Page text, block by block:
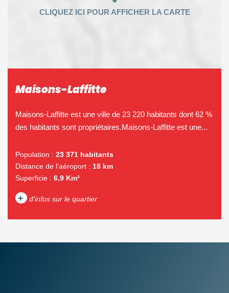
Maisons-Laffitte
Maisons-Laffitte est une ville de 23 220 habitants dont 62 %
des habitants sont propriétaires.Maisons-Laffitte est une...
Population : 23 371 habitants
Distance de l'aéroport : 18 km
Superficie : 6,9 Km²
+ d'infos sur le quartier